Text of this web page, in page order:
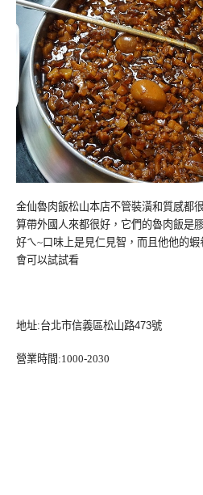
金仙魯肉飯松山本店不管裝潢和質感都
算帶外國人來都很好，它們的魯肉飯是
好ㄟ~口味上是見仁見智，而且他他的
會可以試試看
地址:台北市信義區松山路473號
營業時間:1000-2030